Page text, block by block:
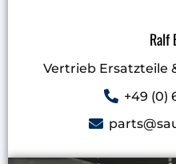
Ralf
Vertrieb Ersatzteile
+49 (0)